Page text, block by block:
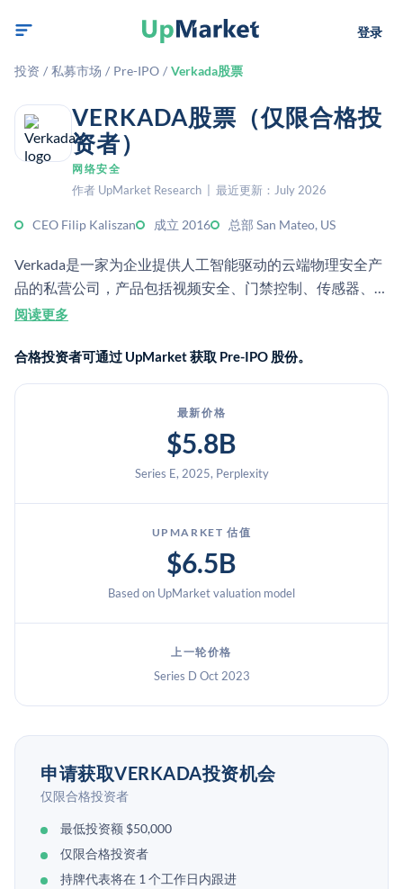
登录
投资 / 私募市场 / Pre-IPO / Verkada股票
VERKADA股票（仅限合格投
资者）
网络安全
作者 UpMarket Research | 最近更新：July 2026
CEO Filip Kaliszan 成立 2016 总部 San Mateo, US
Verkada是一家为企业提供人工智能驱动的云端物理安全产
品的私营公司，产品包括视频安全、门禁控制、传感器、警
报和对讲机。它销售一个集硬件与软件于一体的平台，用于
阅读更多
合格投资者可通过 UpMarket 获取 Pre-IPO 股份。
最新价格
$5.8B
Series E, 2025, Perplexity
UPMARKET 估值
$6.5B
Based on UpMarket valuation model
上一轮价格
Series D Oct 2023
申请获取VERKADA投资机会
仅限合格投资者
最低投资额 $50,000
仅限合格投资者
持牌代表将在 1 个工作日内跟进